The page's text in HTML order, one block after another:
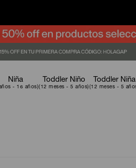
Niña Toddler Niño Toddler Niña